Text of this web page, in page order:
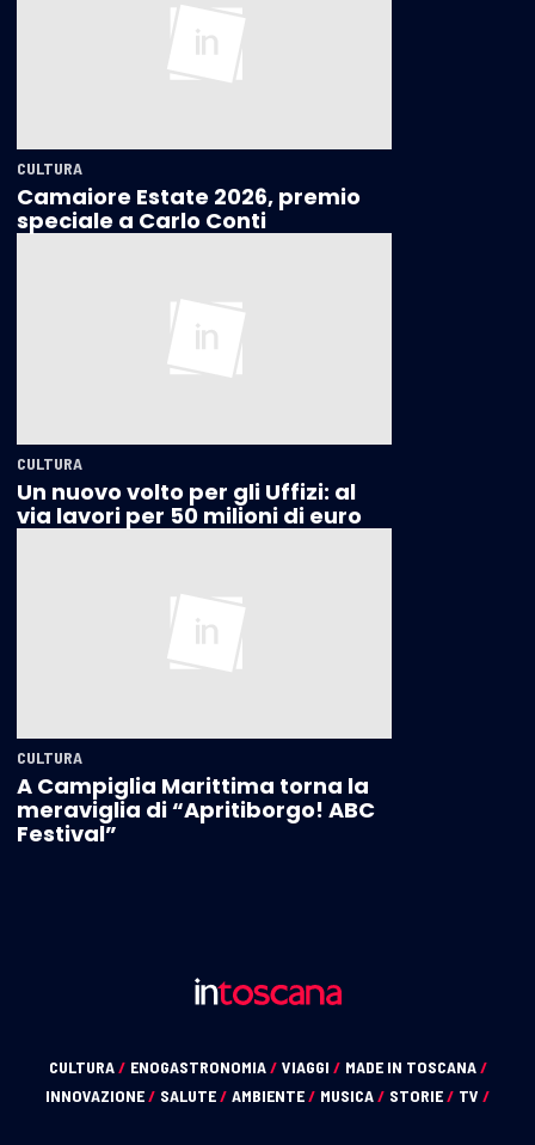
CULTURA
Camaiore Estate 2026, premio
speciale a Carlo Conti
CULTURA
Un nuovo volto per gli Uffizi: al
via lavori per 50 milioni di euro
CULTURA
A Campiglia Marittima torna la
meraviglia di “Apritiborgo! ABC
Festival”
CULTURA/ ENOGASTRONOMIA/ VIAGGI / MADE IN TOSCANA/
INNOVAZIONE/ SALUTE/ AMBIENTE/ MUSICA/ STORIE/ TV /